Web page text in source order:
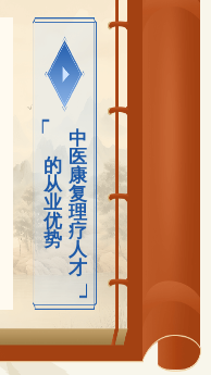
中
医
康
复
理
疗
人
才
的
从
业
优
势